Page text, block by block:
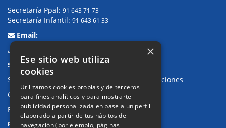
Secretaría Ppal: 91 643 71 73
Secretaría Infantil: 91 643 61 33
Email:
alkor@colegioalkor.com
SUGERENCIAS Y CANAL DE DENUNCIAS
Sugerencias, Quejas, Reclamaciones y Felicitaciones
Canal de denuncias
Buzón denuncia drogas CM
PRIVACIDAD
×
Ese sitio web utiliza
cookies
Utilizamos cookies propias y de terceros
para fines analíticos y para mostrarte
publicidad personalizada en base a un perfil
elaborado a partir de tus hábitos de
navegación (por ejemplo, páginas